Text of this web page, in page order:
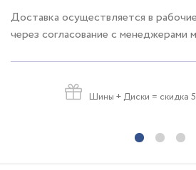
Доставка осуществляется в
через согласование с менеджерами
Шины + Диски = скидка